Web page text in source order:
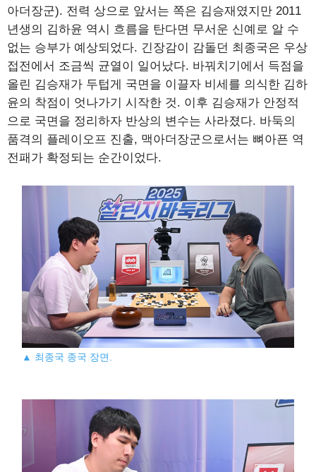
아더장군). 전력 상으로 앞서는 쪽은 김승재였지만 2011
년생의 김하윤 역시 흐름을 탄다면 무서운 신예로 알 수
없는 승부가 예상되었다. 긴장감이 감돌던 최종국은 우상
접전에서 조금씩 균열이 일어났다. 바꿔치기에서 득점을
올린 김승재가 두텁게 국면을 이끌자 비세를 의식한 김하
윤의 착점이 엇나가기 시작한 것. 이후 김승재가 안정적
으로 국면을 정리하자 반상의 변수는 사라졌다. 바둑의
품격의 플레이오프 진출, 맥아더장군으로서는 뼈아픈 역
전패가 확정되는 순간이었다.
▲ 최종국 종국 장면.